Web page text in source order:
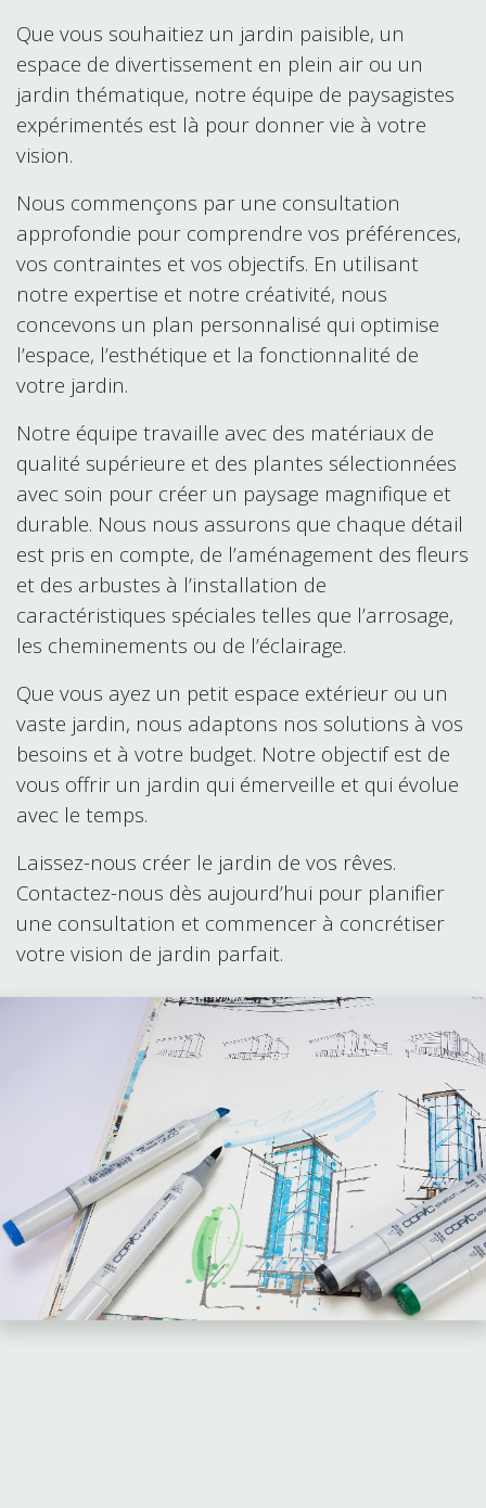
Que vous souhaitiez un jardin paisible, un
espace de divertissement en plein air ou un
jardin thématique, notre équipe de paysagistes
expérimentés est là pour donner vie à votre
vision.
Nous commençons par une consultation
approfondie pour comprendre vos préférences,
vos contraintes et vos objectifs. En utilisant
notre expertise et notre créativité, nous
concevons un plan personnalisé qui optimise
l’espace, l’esthétique et la fonctionnalité de
votre jardin.
Notre équipe travaille avec des matériaux de
qualité supérieure et des plantes sélectionnées
avec soin pour créer un paysage magnifique et
durable. Nous nous assurons que chaque détail
est pris en compte, de l’aménagement des fleurs
et des arbustes à l’installation de
caractéristiques spéciales telles que l’arrosage,
les cheminements ou de l’éclairage.
Que vous ayez un petit espace extérieur ou un
vaste jardin, nous adaptons nos solutions à vos
besoins et à votre budget. Notre objectif est de
vous offrir un jardin qui émerveille et qui évolue
avec le temps.
Laissez-nous créer le jardin de vos rêves.
Contactez-nous dès aujourd’hui pour planifier
une consultation et commencer à concrétiser
votre vision de jardin parfait.